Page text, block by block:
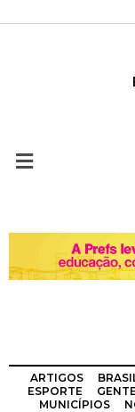
ARTIGOS
ESPORTE
GENTE
MUNICÍPIOS